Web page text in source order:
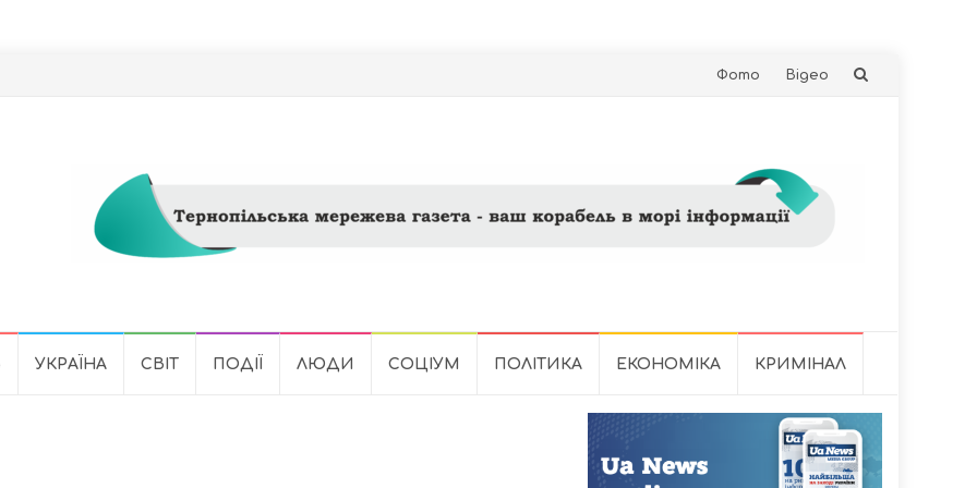
Skip
Фото Відео
УКРАЇНА СВІТ ПОДІЇ ЛЮДИ СОЦІУМ ПОЛІТИКА ЕКОНОМІКА КРИМІНАЛ